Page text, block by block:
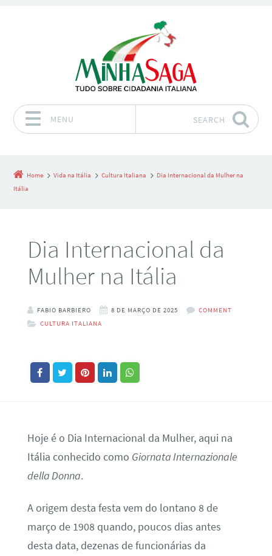
MENU SEARCH
Home Vida na Itália Cultura Italiana
Dia Internacional da Mulher na
Itália
Dia Internacional da
Mulher na Itália
FABIO BARBIERO 8 DE MARÇO DE 2025
COMMENT
CULTURA ITALIANA
Hoje é o Dia Internacional da Mulher, aqui na
Itália conhecido como Giornata Internazionale
della Donna.
A origem desta festa vem do lontano 8 de
março de 1908 quando, poucos dias antes
desta data, dezenas de funcionárias da